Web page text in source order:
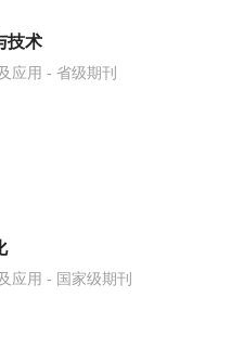
技术
应用 - 省级期刊
应用 - 国家级期刊